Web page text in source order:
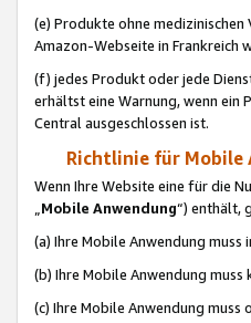
(e) Produkte ohne
Amazon-Webseite in Frankreich
(f) jedes Produkt oder jede
erhältst eine Warnung, wenn ein
Central ausgeschlossen ist.
Richtlinie für Mobile
Wenn Ihre Website eine für die
„Mobile Anwendung“) enthält,
(a) Ihre Mobile Anwendung
(b) Ihre Mobile Anwendung
(c) Ihre Mobile Anwendung muss